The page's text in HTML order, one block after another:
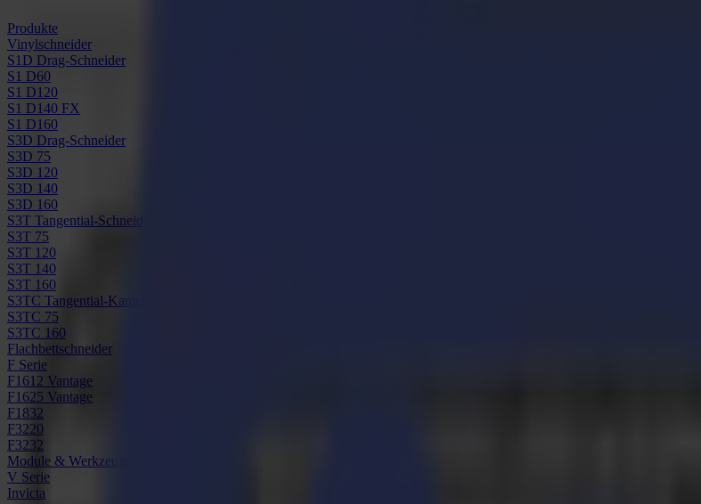
Produkte
Vinylschneider
S1D Drag-Schneider
S1 D60
S1 D120
S1 D140 FX
S1 D160
S3D Drag-Schneider
S3D 75
S3D 120
S3D 140
S3D 160
S3T Tangential-Schneider
S3T 75
S3T 120
S3T 140
S3T 160
S3TC Tangential-Kamera-Schneider
S3TC 75
S3TC 160
Flachbettschneider
F Serie
F1612 Vantage
F1625 Vantage
F1832
F3220
F3232
Module & Werkzeuge
V Serie
Invicta